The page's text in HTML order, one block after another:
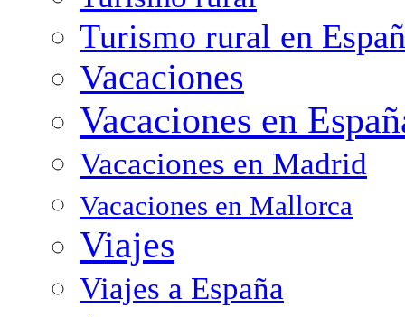
Turismo rural en
Vacaciones
Vacaciones en
Vacaciones en Madrid
Vacaciones en Mallorca
Viajes
Viajes a España